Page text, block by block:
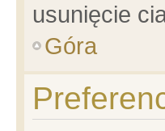
usunięcie
Góra